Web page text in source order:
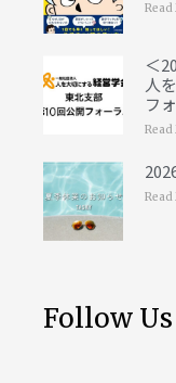
Read
＜
人
フ
Read
Read
Follow Us